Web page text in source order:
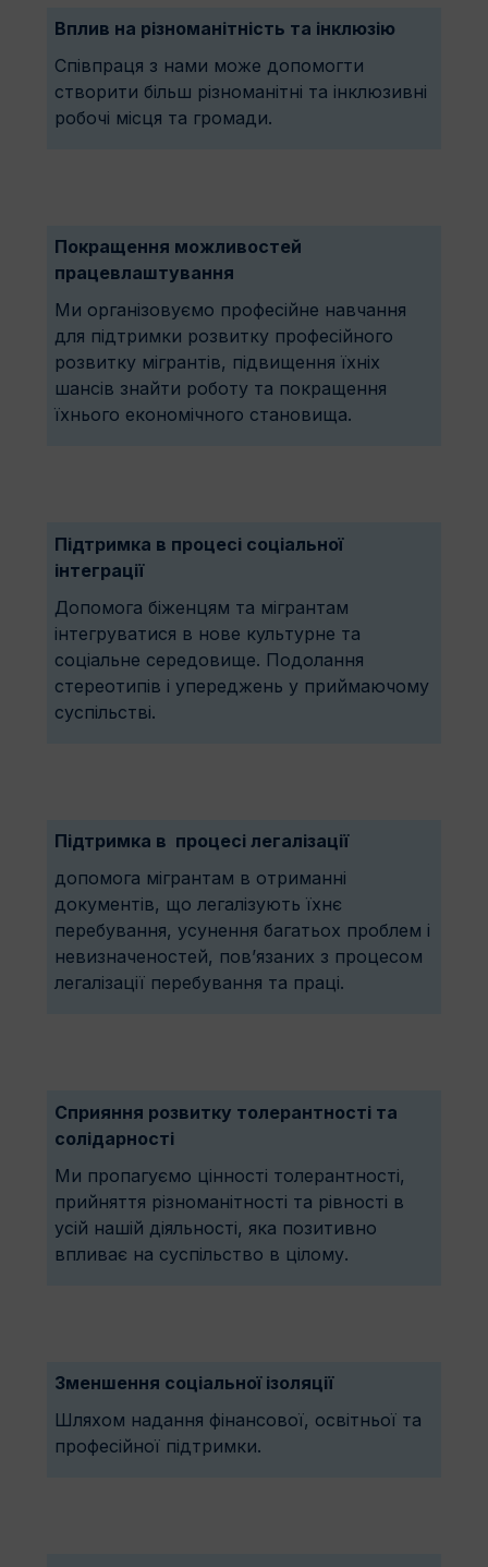
Вплив на різноманітність та інклюзію
Співпраця з нами може допомогти
створити більш різноманітні та інклюзивні
робочі місця та громади.
Покращення можливостей
працевлаштування
Ми організовуємо професійне навчання
для підтримки розвитку професійного
розвитку мігрантів, підвищення їхніх
шансів знайти роботу та покращення
їхнього економічного становища.
Підтримка в процесі соціальної
інтеграції
Допомога біженцям та мігрантам
інтегруватися в нове культурне та
соціальне середовище. Подолання
стереотипів і упереджень у приймаючому
суспільстві.
Підтримка в процесі легалізації
допомога мігрантам в отриманні
документів, що легалізують їхнє
перебування, усунення багатьох проблем і
невизначеностей, пов’язаних з процесом
легалізації перебування та праці.
Сприяння розвитку толерантності та
солідарності
Ми пропагуємо цінності толерантності,
прийняття різноманітності та рівності в
усій нашій діяльності, яка позитивно
впливає на суспільство в цілому.
Зменшення соціальної ізоляції
Шляхом надання фінансової, освітньої та
професійної підтримки.